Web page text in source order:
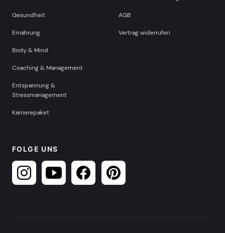
Gesundheit
Ernährung
Body & Mind
Coaching & Management
Entspannung &
Stressmanagement
Karrierepaket
AGB
Vertrag widerrufen
FOLGE UNS